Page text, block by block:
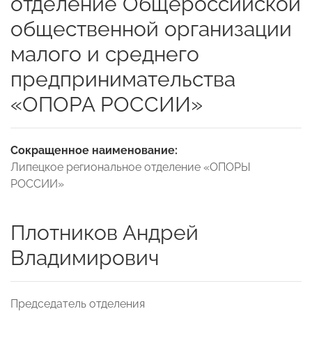
общественной организации
малого и среднего
предпринимательства
«ОПОРА РОССИИ»
Сокращенное наименование:
Липецкое региональное отделение «ОПОРЫ
РОССИИ»
Плотников Андрей
Владимирович
Председатель отделения